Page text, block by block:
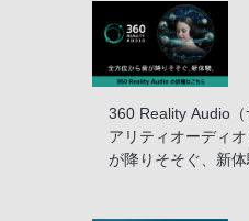
360 Reality Audio（
アリティオーディ
が降りそそぐ、新体